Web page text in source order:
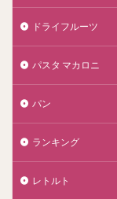
ドライフルーツ
パスタ マカロニ
パン
ランキング
レトルト